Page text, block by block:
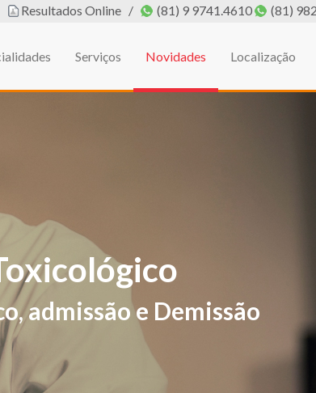
Resultados Online / (81) 9 9741.4610 (81)
Serviços Novidades Localização
FÍSICA
e sinais sugestivos de